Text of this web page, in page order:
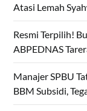
Atasi Lemah
Resmi Terpilih!
ABPEDNAS
Manajer SPBU
BBM Subsidi,